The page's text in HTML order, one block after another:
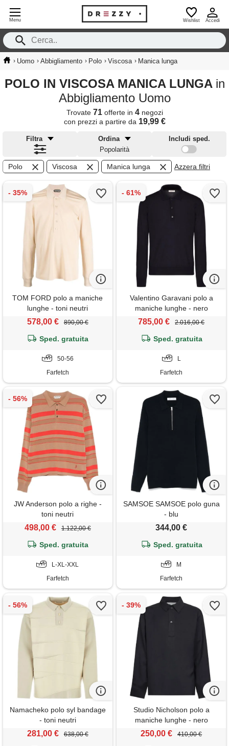
Menu Wishlist Accedi
› Uomo › Abbigliamento › Polo › Viscosa › Manica lunga
POLO IN VISCOSA MANICA LUNGA in
Abbigliamento Uomo
Trovate 71offerte in 4negozi
con prezzi a partire da 19,99 €
Filtra
Ordina
Popolarità
Includi sped.
Polo Viscosa Manica lunga Azzera filtri
TOM FORD polo a maniche
lunghe - toni neutri
578,00 € 890,00 €
Sped. gratuita
50-56
Farfetch
Valentino Garavani polo a
maniche lunghe - nero
785,00 € 2.016,00 €
Sped. gratuita
L
Farfetch
JW Anderson polo a righe -
toni neutri
498,00 € 1.122,00 €
Sped. gratuita
L-XL-XXL
Farfetch
SAMSOE SAMSOE polo guna
- blu
344,00 €
Sped. gratuita
M
Farfetch
Namacheko polo syl bandage
- toni neutri
281,00 € 638,00 €
Studio Nicholson polo a
maniche lunghe - nero
250,00 € 410,00 €